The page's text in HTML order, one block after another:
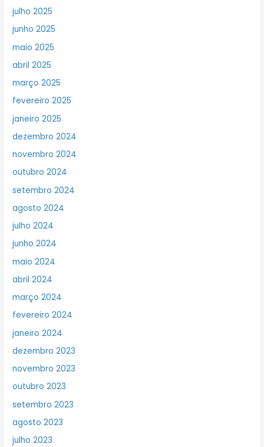
julho 2025
junho 2025
maio 2025
abril 2025
março 2025
fevereiro 2025
janeiro 2025
dezembro 2024
novembro 2024
outubro 2024
setembro 2024
agosto 2024
julho 2024
junho 2024
maio 2024
abril 2024
março 2024
fevereiro 2024
janeiro 2024
dezembro 2023
novembro 2023
outubro 2023
setembro 2023
agosto 2023
julho 2023